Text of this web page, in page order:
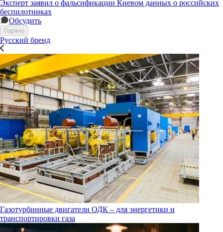
Эксперт заявил о фальсификации Киевом данных о российских
беспилотниках
Обсудить
Горячо
Русский бренд
Газотурбинные двигатели ОДК – для энергетики и
транспортировки газа